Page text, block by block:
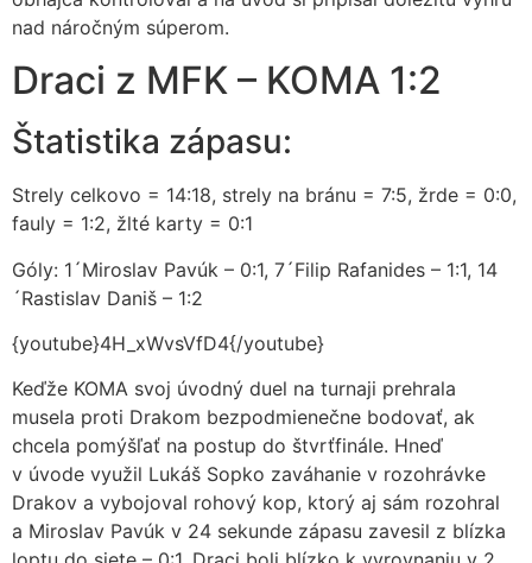
nad náročným súperom.
Draci z MFK – KOMA 1:2
Štatistika zápasu:
Strely celkovo = 14:18, strely na bránu = 7:5, žrde = 0:0,
fauly = 1:2, žlté karty = 0:1
Góly: 1´Miroslav Pavúk – 0:1, 7´Filip Rafanides – 1:1, 14
´Rastislav Daniš – 1:2
{youtube}4H_xWvsVfD4{/youtube}
Keďže KOMA svoj úvodný duel na turnaji prehrala
musela proti Drakom bezpodmienečne bodovať, ak
chcela pomýšľať na postup do štvrťfinále. Hneď
v úvode využil Lukáš Sopko zaváhanie v rozohrávke
Drakov a vybojoval rohový kop, ktorý aj sám rozohral
a Miroslav Pavúk v 24 sekunde zápasu zavesil z blízka